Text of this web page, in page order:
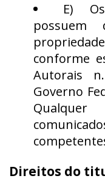
E)
conforme
Autorais
Governo
Direitos do